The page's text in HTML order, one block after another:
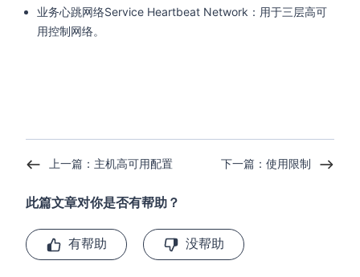
业务心跳网络Service Heartbeat Network：用于三层高可
用控制网络。
上一篇：主机高可用配置 下一篇：使用限制
此篇文章对你是否有帮助？
有帮助 没帮助